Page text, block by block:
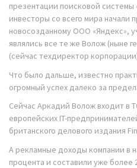
презентации поисковой системы
инвесторы со всего мира начали
новосозданному ООО «Яндекс»,
являлись все те же Волож (ныне
(сейчас техдиректор
Что было дальше, известно
огромный успех далеко за
Сейчас Аркадий Волож входит в
европейских IT-
британского делового издания
А рекламные доходы компании в
процента и составили уже